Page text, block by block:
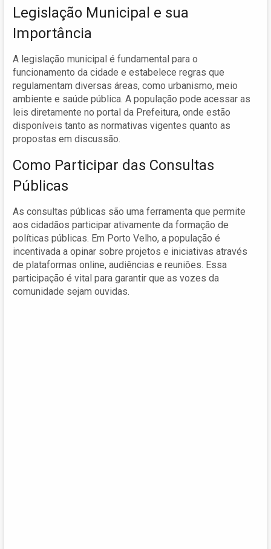
Legislação Municipal e sua
Importância
A legislação municipal é fundamental para o
funcionamento da cidade e estabelece regras que
regulamentam diversas áreas, como urbanismo, meio
ambiente e saúde pública. A população pode acessar as
leis diretamente no portal da Prefeitura, onde estão
disponíveis tanto as normativas vigentes quanto as
propostas em discussão.
Como Participar das Consultas
Públicas
As consultas públicas são uma ferramenta que permite
aos cidadãos participar ativamente da formação de
políticas públicas. Em Porto Velho, a população é
incentivada a opinar sobre projetos e iniciativas através
de plataformas online, audiências e reuniões. Essa
participação é vital para garantir que as vozes da
comunidade sejam ouvidas.